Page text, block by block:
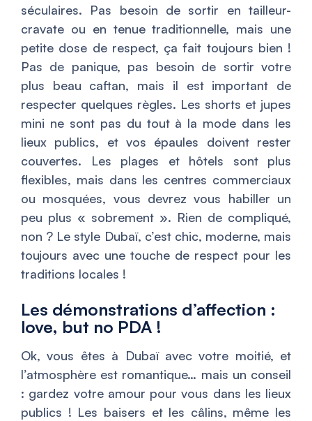
séculaires. Pas besoin de sortir en tailleur-
cravate ou en tenue traditionnelle, mais une
petite dose de respect, ça fait toujours bien !
Pas de panique, pas besoin de sortir votre
plus beau caftan, mais il est important de
respecter quelques règles. Les shorts et jupes
mini ne sont pas du tout à la mode dans les
lieux publics, et vos épaules doivent rester
couvertes. Les plages et hôtels sont plus
flexibles, mais dans les centres commerciaux
ou mosquées, vous devrez vous habiller un
peu plus « sobrement ». Rien de compliqué,
non ? Le style Dubaï, c’est chic, moderne, mais
toujours avec une touche de respect pour les
traditions locales !
Les démonstrations d’affection :
love, but no PDA !
Ok, vous êtes à Dubaï avec votre moitié, et
l’atmosphère est romantique… mais un conseil
: gardez votre amour pour vous dans les lieux
publics ! Les baisers et les câlins, même les